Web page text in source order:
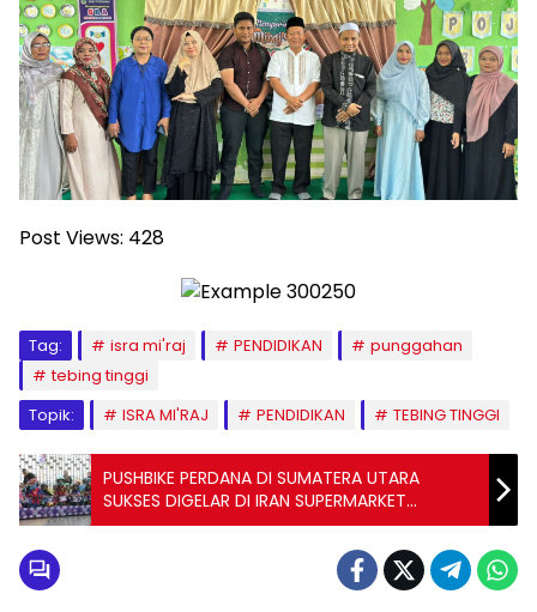
Post Views: 428
Tag: isra mi'raj PENDIDIKAN
punggahan
tebing tinggi
Topik:
ISRA MI'RAJ PENDIDIKAN TEBING TINGGI
PUSHBIKE PERDANA DI SUMATERA UTARA
SUKSES DIGELAR DI IRAN SUPERMARKET
PEMATANGSIANTAR